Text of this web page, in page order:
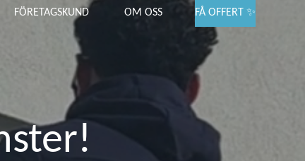
FÖRETAGSKUND OM OSS FÅ OFFERT ✨